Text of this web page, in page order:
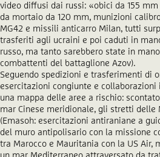
video diffusi dai russi: «obici da 155
da mortaio da 120 mm, munizioni
MG42 e missili anticarro Milan, tutti
trasferiti agli ucraini e poi caduti in
russo, ma tanto sarebbero state in
combattenti del battaglione Azov).
Seguendo spedizioni e trasferimenti di
esercitazioni congiunte e
una mappa delle aree a rischio:
mar Cinese meridionale, gli stretti delle
(Emasoh: esercitazioni antiraniane a
del muro antipolisario con la missione
tra Marocco e Mauritania con la US
un mar Mediterraneo attraversato da